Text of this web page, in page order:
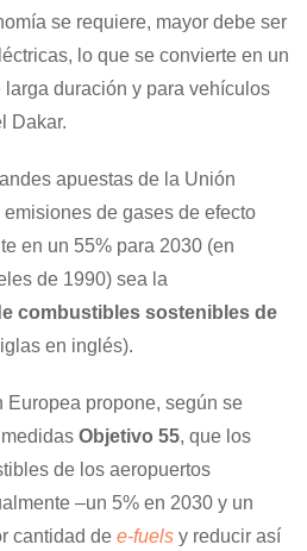
se requiere, mayor debe ser
lo que se convierte en un
duración y para vehículos
Dakar.
apuestas de la Unión
de gases de efecto
en un 55% para 2030 (en
de 1990) sea la
combustibles sostenibles de
en inglés).
Europea propone, según se
Objetivo 55, que los
de los aeropuertos
–un 5% en 2030 y un
cantidad de e-fuels y reducir así